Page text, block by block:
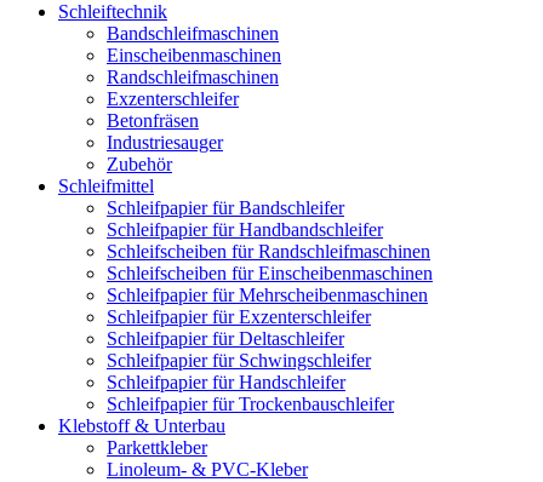
Schleiftechnik
Bandschleifmaschinen
Einscheibenmaschinen
Randschleifmaschinen
Exzenterschleifer
Betonfräsen
Industriesauger
Zubehör
Schleifmittel
Schleifpapier für Bandschleifer
Schleifpapier für Handbandschleifer
Schleifscheiben für Randschleifmaschinen
Schleifscheiben für Einscheibenmaschinen
Schleifpapier für Mehrscheibenmaschinen
Schleifpapier für Exzenterschleifer
Schleifpapier für Deltaschleifer
Schleifpapier für Schwingschleifer
Schleifpapier für Handschleifer
Schleifpapier für Trockenbauschleifer
Klebstoff & Unterbau
Parkettkleber
Linoleum- & PVC-Kleber